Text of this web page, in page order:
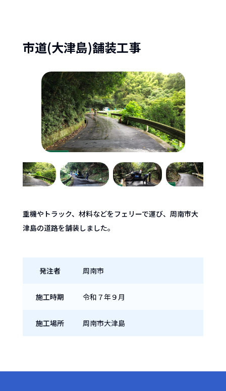
RECRUIT
市道(大津島)舗装工事
重機やトラック、材料などをフェリーで運び、周南市大
津島の道路を舗装しました。
発注者 周南市
施工時期 令和７年９月
施工場所 周南市大津島